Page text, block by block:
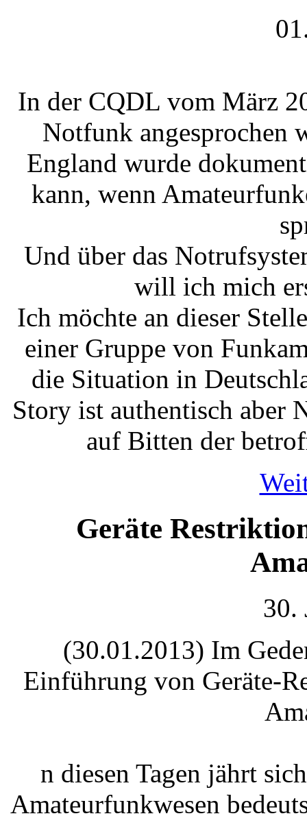
In der CQDL vom März
Notfunk angesprochen
England wurde
kann, wenn
Und über das
will ich mich
Ich möchte an dieser
einer Gruppe von
die Situation in
Story ist authentisch aber
auf Bitten der
Geräte
30.
(30.01.2013) Im
Einführung von Geräte-
n diesen Tagen jährt
Amateurfunkwesen